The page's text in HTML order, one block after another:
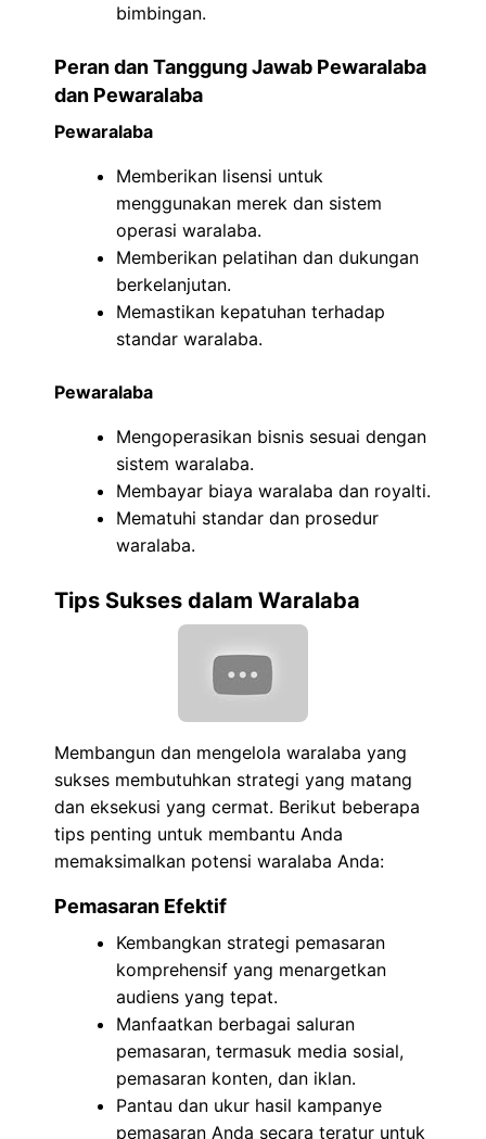
bimbingan.
Peran dan Tanggung Jawab Pewaralaba
dan Pewaralaba
Pewaralaba
Memberikan lisensi untuk
menggunakan merek dan sistem
operasi waralaba.
Memberikan pelatihan dan dukungan
berkelanjutan.
Memastikan kepatuhan terhadap
standar waralaba.
Pewaralaba
Mengoperasikan bisnis sesuai dengan
sistem waralaba.
Membayar biaya waralaba dan royalti.
Mematuhi standar dan prosedur
waralaba.
Tips Sukses dalam Waralaba
Membangun dan mengelola waralaba yang
sukses membutuhkan strategi yang matang
dan eksekusi yang cermat. Berikut beberapa
tips penting untuk membantu Anda
memaksimalkan potensi waralaba Anda:
Pemasaran Efektif
Kembangkan strategi pemasaran
komprehensif yang menargetkan
audiens yang tepat.
Manfaatkan berbagai saluran
pemasaran, termasuk media sosial,
pemasaran konten, dan iklan.
Pantau dan ukur hasil kampanye
pemasaran Anda secara teratur untuk